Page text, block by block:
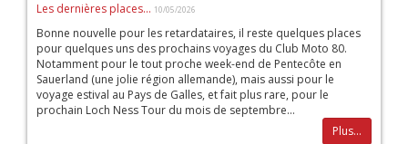
Les dernières places... 10/05/2026
Bonne nouvelle pour les retardataires, il reste quelques places
pour quelques uns des prochains voyages du Club Moto 80.
Notamment pour le tout proche week-end de Pentecôte en
Sauerland (une jolie région allemande), mais aussi pour le
voyage estival au Pays de Galles, et fait plus rare, pour le
prochain Loch Ness Tour du mois de septembre...
Plus...